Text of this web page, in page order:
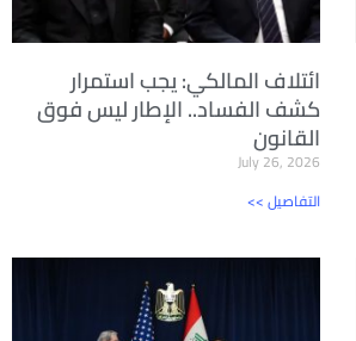
ائتلاف المالكي: يجب استمرار
كشف الفساد.. الإطار ليس فوق
القانون
July 26, 2026
<< التفاصيل